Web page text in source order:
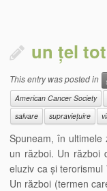
un țel
This entry was posted in
American Cancer Society
salvare
supraviețuire
Spuneam, în ultimele
un război. Un război
eluziv ca și
Un război (termen